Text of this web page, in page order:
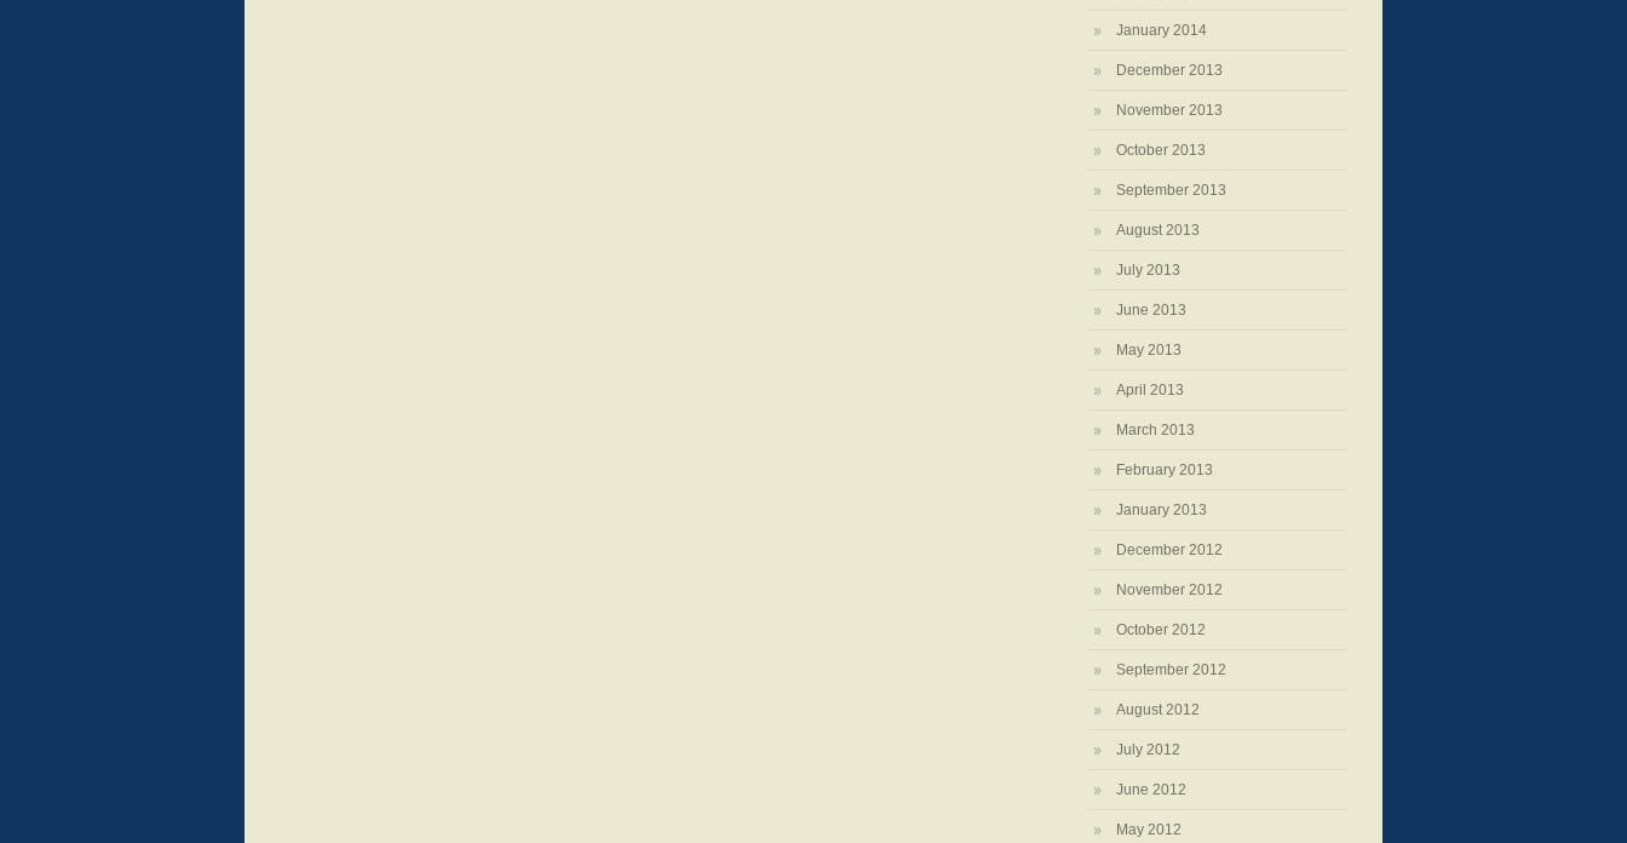
January 2014
December 2013
November 2013
October 2013
September 2013
August 2013
July 2013
June 2013
May 2013
April 2013
March 2013
February 2013
January 2013
December 2012
November 2012
October 2012
September 2012
August 2012
July 2012
June 2012
May 2012